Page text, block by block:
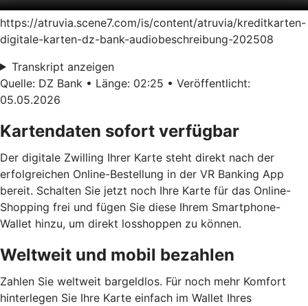
https://atruvia.scene7.com/is/content/atruvia/kreditkarten-
digitale-karten-dz-bank-audiobeschreibung-202508
Transkript anzeigen
Quelle: DZ Bank • Länge: 02:25 • Veröffentlicht:
05.05.2026
Kartendaten sofort verfügbar
Der digitale Zwilling Ihrer Karte steht direkt nach der
erfolgreichen Online-Bestellung in der VR Banking App
bereit. Schalten Sie jetzt noch Ihre Karte für das Online-
Shopping frei und fügen Sie diese Ihrem Smartphone-
Wallet hinzu, um direkt losshoppen zu können.
Weltweit und mobil bezahlen
Zahlen Sie weltweit bargeldlos. Für noch mehr Komfort
hinterlegen Sie Ihre Karte einfach im Wallet Ihres